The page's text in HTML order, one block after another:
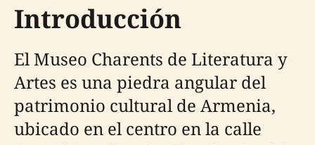
Introducción
El Museo Charents de Literatura y
Artes es una piedra angular del
patrimonio cultural de Armenia,
ubicado en el centro en la calle